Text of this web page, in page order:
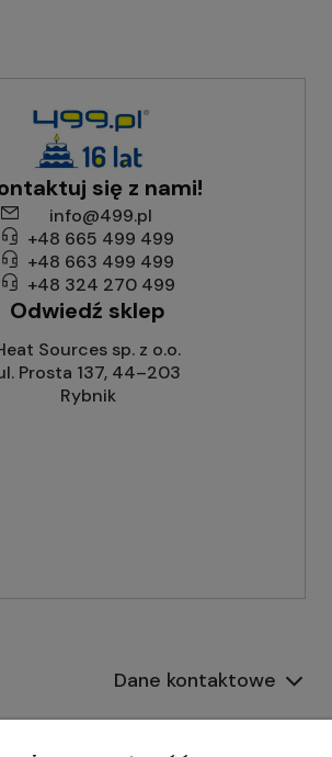
się z nami!
info@499.pl
+48 665 499 499
+48 663 499 499
+48 324 270 499
Odwiedź sklep
Sources sp. z o.o.
Prosta 137, 44–203
Rybnik
Dane kontaktowe
Informacje